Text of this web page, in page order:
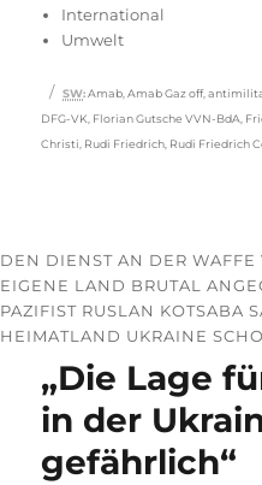
International
Umwelt
Schlagwörter
SW: Amab,Amab Gaz off,
DFG-VK, Florian Gutsche VVN-BdA,
Christi, Rudi Friedrich, Rudi Friedrich
DEN DIENST AN DER
EIGENE LAND BRUTAL
PAZIFIST RUSLAN KOTSABA
EIMATLAND UKRAINE
„Die Lage
in der
gefährlich“